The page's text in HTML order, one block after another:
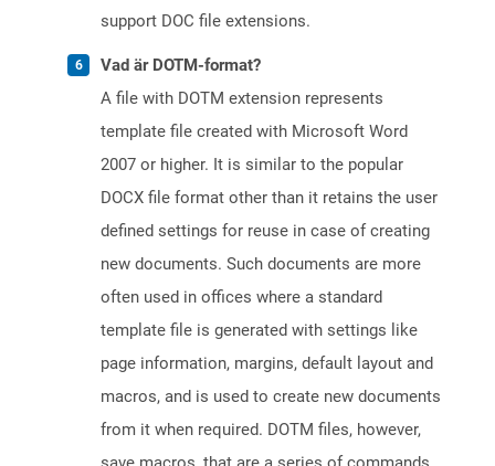
support DOC file extensions.
Vad är DOTM-format?
A file with DOTM extension represents
template file created with Microsoft Word
2007 or higher. It is similar to the popular
DOCX file format other than it retains the user
defined settings for reuse in case of creating
new documents. Such documents are more
often used in offices where a standard
template file is generated with settings like
page information, margins, default layout and
macros, and is used to create new documents
from it when required. DOTM files, however,